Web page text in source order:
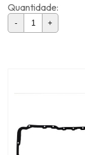
Quantidade:
- +